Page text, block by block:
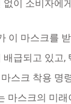
이 소비자에
이 마스크를
급되고 있고,
스크 착용 명
마스크의 미